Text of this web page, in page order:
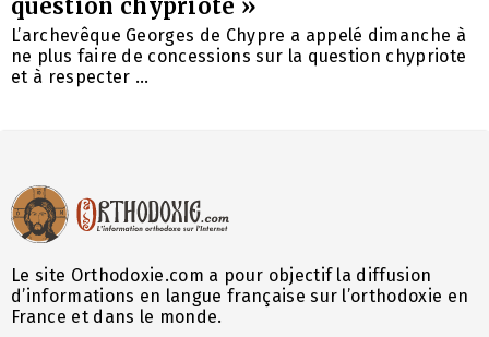
question chypriote »
L’archevêque Georges de Chypre a appelé dimanche à
ne plus faire de concessions sur la question chypriote
et à respecter ...
Le site Orthodoxie.com a pour objectif la diffusion
d’informations en langue française sur l’orthodoxie en
France et dans le monde.